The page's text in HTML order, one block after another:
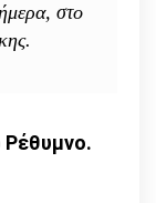
μετά
στο
Ρέθυμνο.